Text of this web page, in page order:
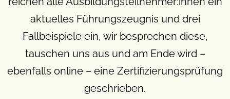
aktuelles Führungszeugnis und drei
Fallbeispiele ein, wir besprechen diese,
tauschen uns aus und am Ende wird –
ebenfalls online – eine Zertifizierungsprüfung
geschrieben.